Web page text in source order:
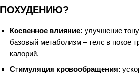
ПОХУДЕНИЮ?
Косвенное влияние: улучшение
базовый метаболизм – тело в покое
калорий.
Стимуляция кровообращения: